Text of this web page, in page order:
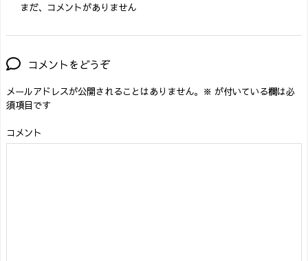
まだ、コメントがありません
コメントをどうぞ
メールアドレスが公開されることはありません。 ※ が付いている欄は必
須項目です
コメント